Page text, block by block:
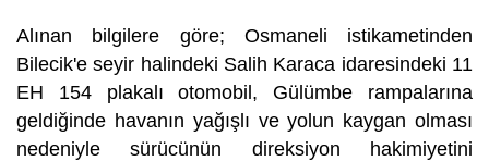
Alınan bilgilere göre; Osmaneli istikametinden
Bilecik'e seyir halindeki Salih Karaca idaresindeki 11
EH 154 plakalı otomobil, Gülümbe rampalarına
geldiğinde havanın yağışlı ve yolun kaygan olması
nedeniyle sürücünün direksiyon hakimiyetini